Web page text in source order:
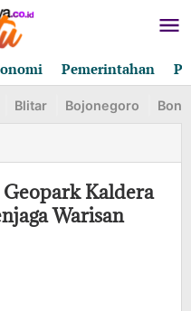
Pemerintahan
Blitar Bojonegoro
Kaldera
Warisan